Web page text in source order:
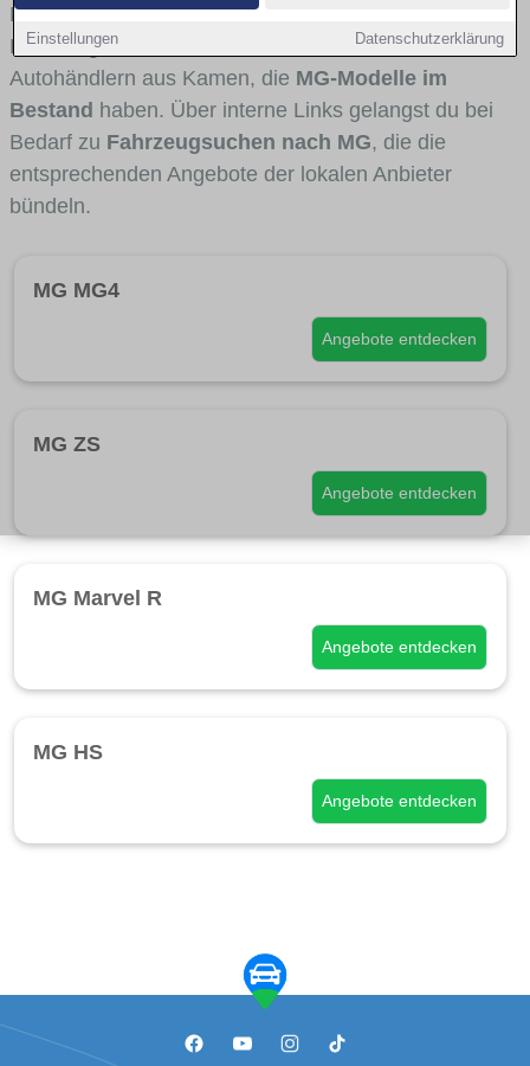
Einstellungen Datenschutzerklärung
Fahrertypen die Marke interessant ist. Viele
Fahrzeuge stammen von Autohäusern und
Autohändlern aus Kamen, die MG-Modelle im
Bestand haben. Über interne Links gelangst du bei
Bedarf zu Fahrzeugsuchen nach MG, die die
entsprechenden Angebote der lokalen Anbieter
bündeln.
MG MG4
Angebote entdecken
MG ZS
Angebote entdecken
MG Marvel R
Angebote entdecken
MG HS
Angebote entdecken